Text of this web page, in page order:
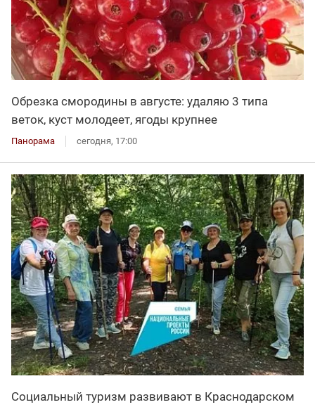
Обрезка смородины в августе: удаляю 3 типа
веток, куст молодеет, ягоды крупнее
Панорама сегодня, 17:00
Социальный туризм развивают в Краснодарском